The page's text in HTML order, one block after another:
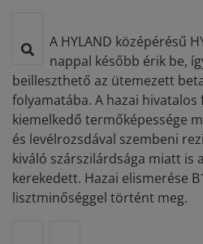
A HYLAND középérésű
nappal később érik be,
beilleszthető az ütemezett
folyamatába. A hazai
kiemelkedő termőképessége
és levélrozsdával szembeni
kiváló szárszilárdsága miatt is
kerekedett. Hazai elismerése
lisztminőséggel történt meg.